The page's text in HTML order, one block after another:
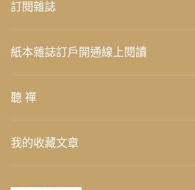
訂閱雜誌
紙本雜誌訂戶開通線上閱讀
聽 禪
我的收藏文章